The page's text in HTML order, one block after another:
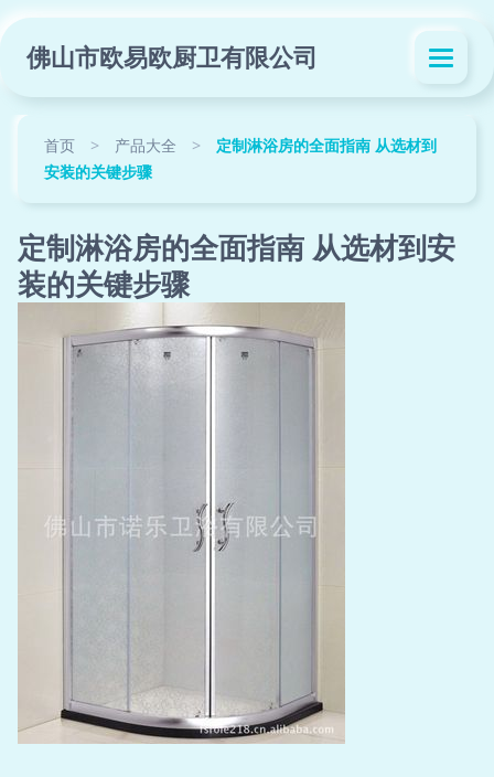
佛山市欧易欧厨卫有限公司
首页 > 产品大全 >
定制淋浴房的全面指南 从选材到
安装的关键步骤
定制淋浴房的全面指南 从选材到安
装的关键步骤